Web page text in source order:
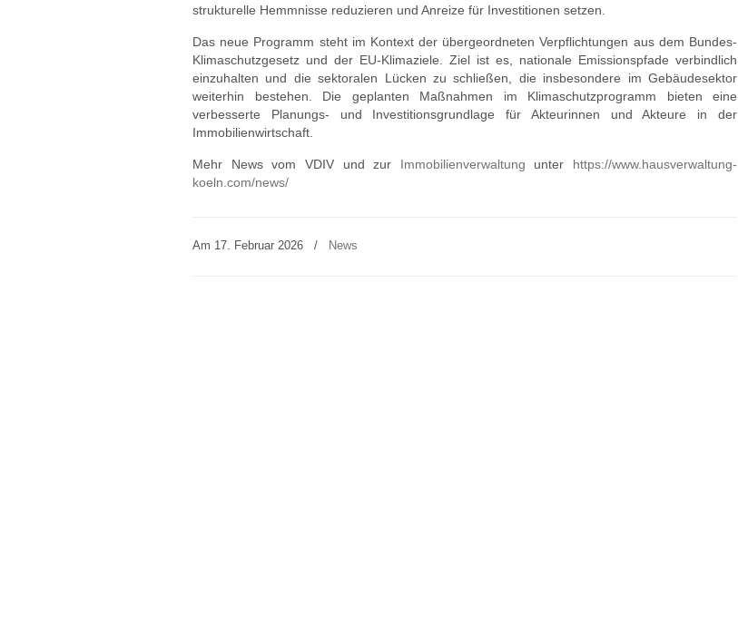
strukturelle Hemmnisse reduzieren und Anreize für Investitionen setzen.
Das neue Programm steht im Kontext der übergeordneten Verpflichtungen aus dem Bundes-
Klimaschutzgesetz und der EU-Klimaziele. Ziel ist es, nationale Emissionspfade verbindlich
einzuhalten und die sektoralen Lücken zu schließen, die insbesondere im Gebäudesektor
weiterhin bestehen. Die geplanten Maßnahmen im Klimaschutzprogramm bieten eine
verbesserte Planungs- und Investitionsgrundlage für Akteurinnen und Akteure in der
Immobilienwirtschaft.
Mehr News vom VDIV und zur Immobilienverwaltung unter https://www.hausverwaltung-
koeln.com/news/
Am 17. Februar 2026 / News